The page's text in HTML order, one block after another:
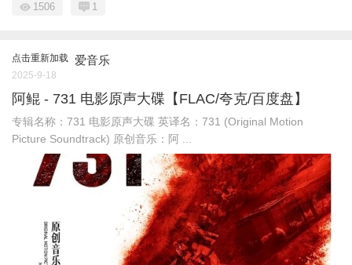
1506 1
点击重新加载 爱音乐
2025-9-18
阿鲲 - 731 电影原声大碟【FLAC/夸克/百度盘】
专辑名称：731 电影原声大碟 英译名：731 (Original Motion
Picture Soundtrack) 原创音乐：阿 ...